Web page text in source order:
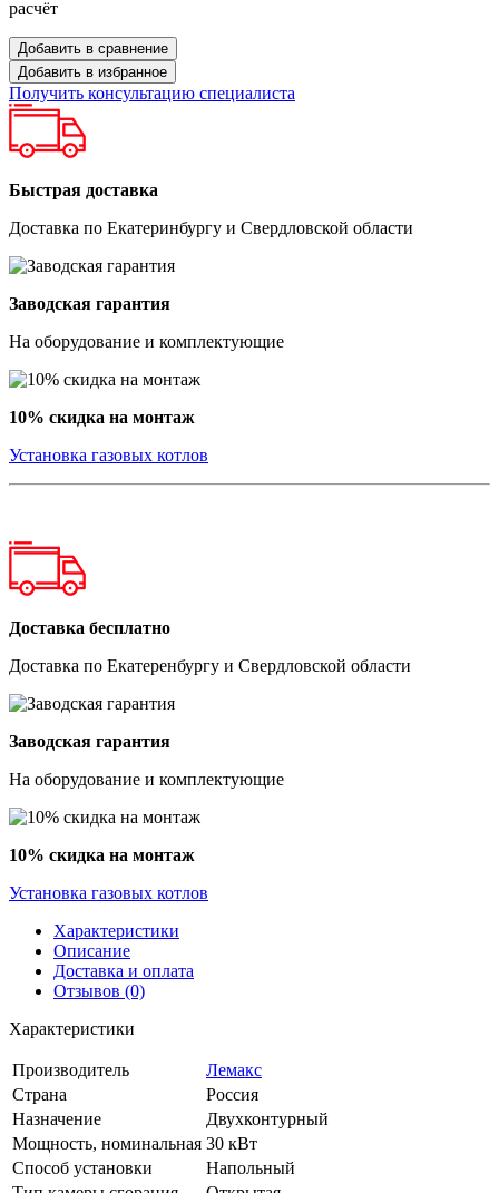
расчёт
Добавить в сравнение
Добавить в избранное
Получить консультацию специалиста
Быстрая доставка
Доставка по Екатеринбургу и Свердловской области
Заводская гарантия
На оборудование и комплектующие
10% скидка на монтаж
Установка газовых котлов
Доставка бесплатно
Доставка по Екатеренбургу и Свердловской области
Заводская гарантия
На оборудование и комплектующие
10% скидка на монтаж
Установка газовых котлов
Характеристики
Описание
Доставка и оплата
Отзывов (0)
Характеристики
Производитель
Лемакс
Страна
Россия
Назначение
Двухконтурный
Мощность, номинальная 30 кВт
Способ установки
Напольный